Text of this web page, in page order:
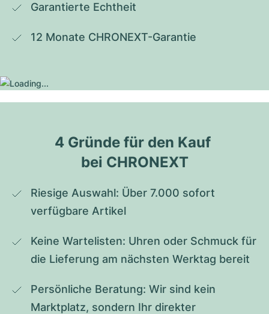
Garantierte Echtheit
12 Monate CHRONEXT-Garantie
4 Gründe für den Kauf
bei CHRONEXT
Riesige Auswahl: Über 7.000 sofort
verfügbare Artikel
Keine Wartelisten: Uhren oder Schmuck für
die Lieferung am nächsten Werktag bereit
Persönliche Beratung: Wir sind kein
Marktplatz, sondern Ihr direkter